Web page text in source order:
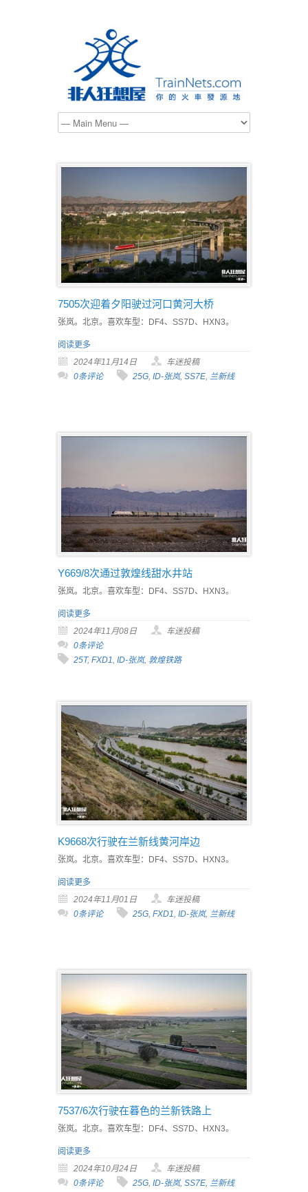
7505次迎着夕阳驶过河口黄河大桥
张岚。北京。喜欢车型：DF4、SS7D、HXN3。
阅读更多
2024年11月14日
车迷投稿
0条评论
25G, ID-张岚, SS7E, 兰新线
Y669/8次通过敦煌线甜水井站
张岚。北京。喜欢车型：DF4、SS7D、HXN3。
阅读更多
2024年11月08日
车迷投稿
0条评论
25T, FXD1 ID-张岚, 敦煌铁路
K9668次行驶在兰新线黄河岸边
张岚。北京。喜欢车型：DF4、SS7D、HXN3。
阅读更多
2024年11月01日
车迷投稿
0条评论
25G, FXD1, ID-张岚, 兰新线
7537/6次行驶在暮色的兰新铁路上
张岚。北京。喜欢车型：DF4、SS7D、HXN3。
阅读更多
2024年10月24日
车迷投稿
0条评论
25G ID-张岚, SS7E 兰新线